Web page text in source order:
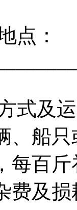
：
及运
、船
每百
费及